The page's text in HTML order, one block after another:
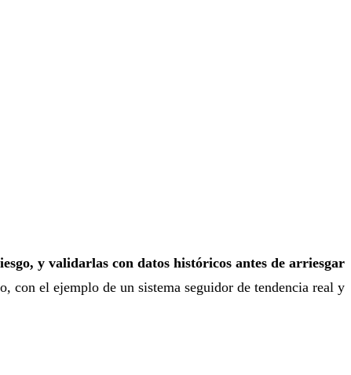
y validarlas con datos históricos antes de arriesgar
con el ejemplo de un sistema seguidor de tendencia real y